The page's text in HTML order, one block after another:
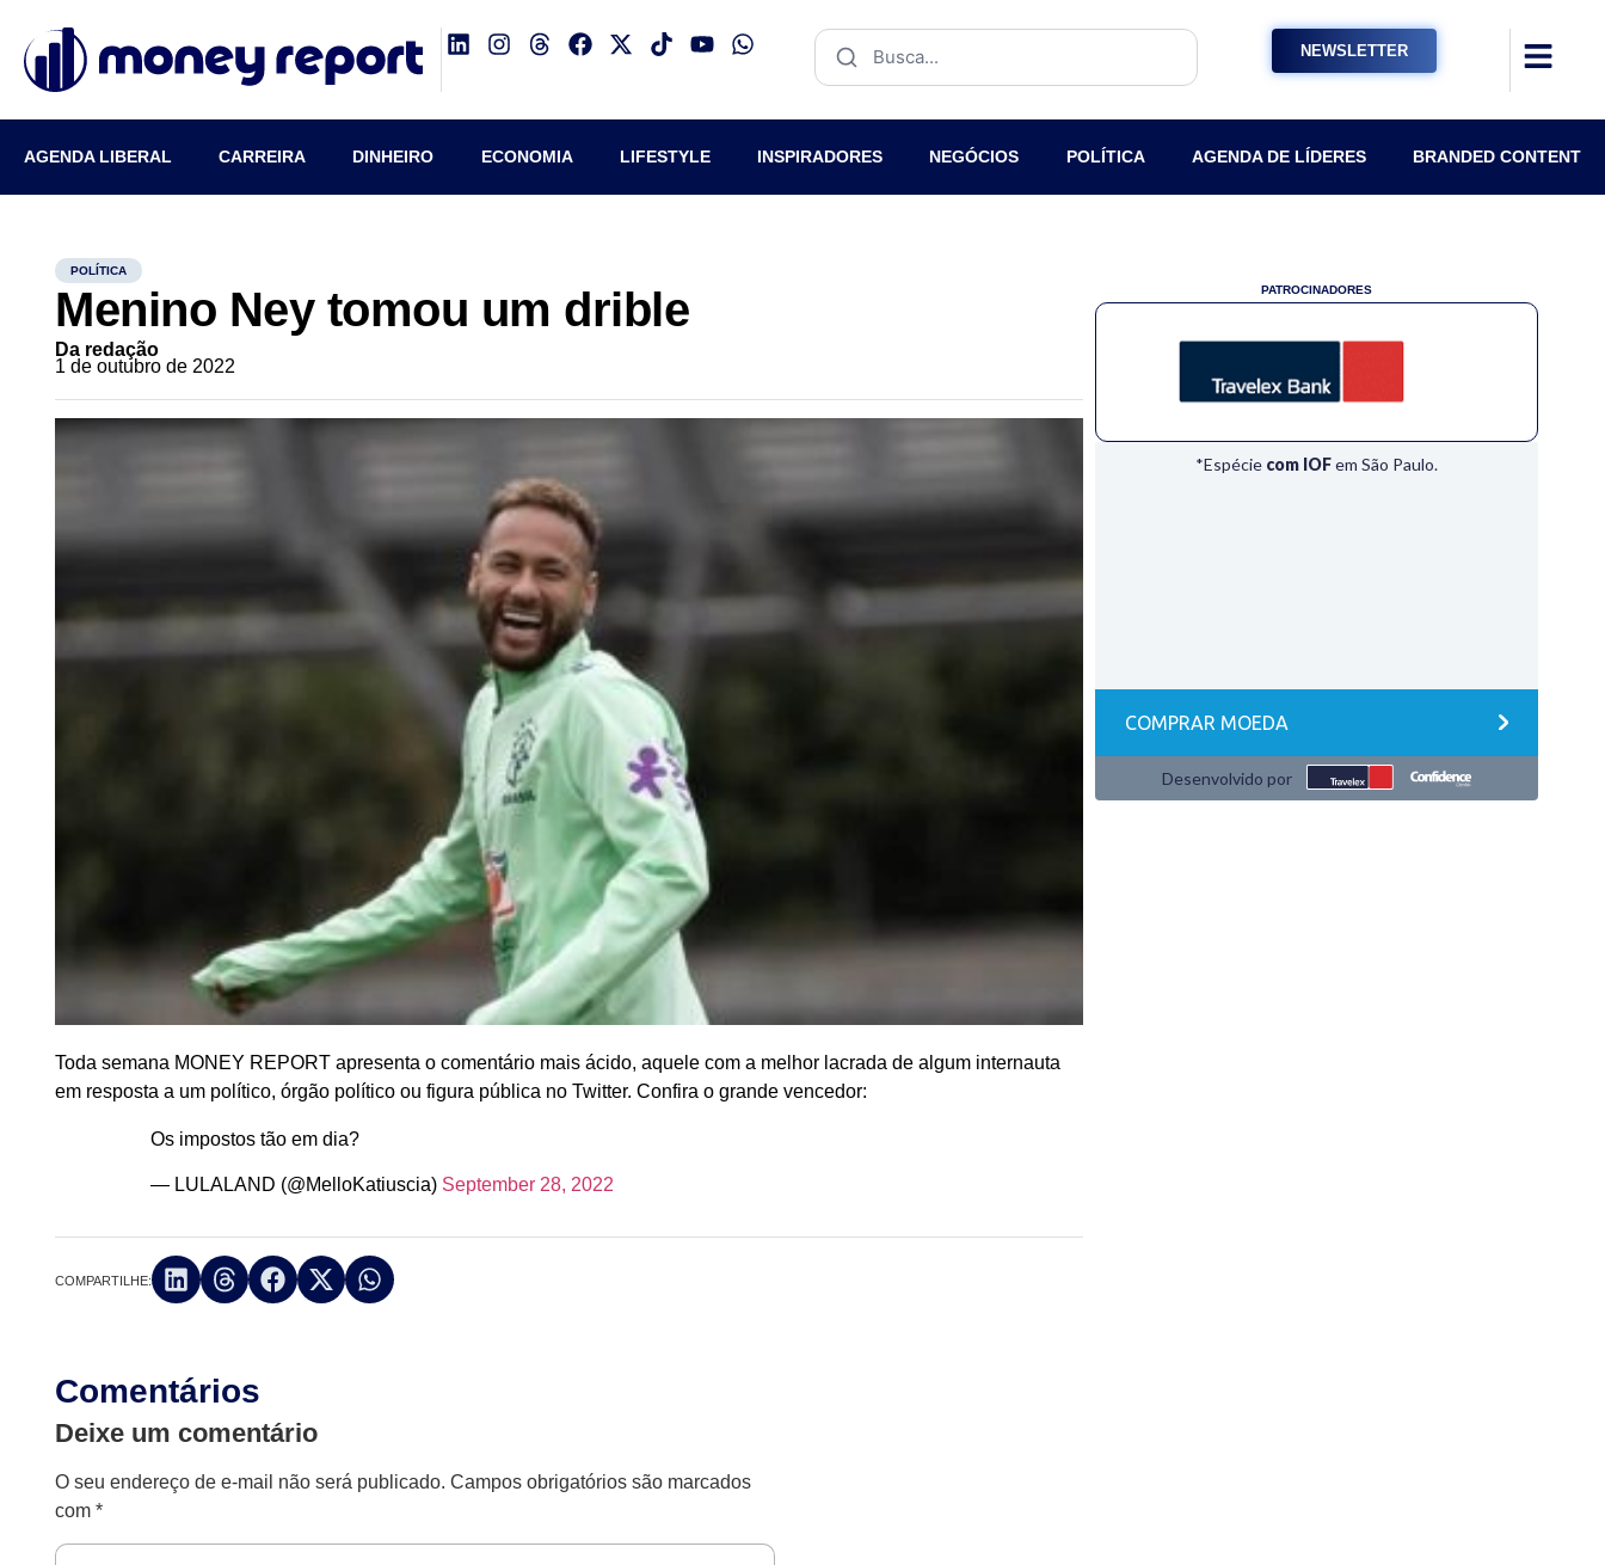
NEWSLETTER
AGENDA LIBERAL CARREIRA DINHEIRO ECONOMIA LIFESTYLE INSPIRADORES NEGÓCIOS POLÍTICA AGENDA DE LÍDERES BRANDED CONTENT
POLÍTICA
Menino Ney tomou um drible
Da redação
1 de outubro de 2022
Toda semana MONEY REPORT apresenta o comentário mais ácido, aquele com a melhor lacrada de algum internauta
em resposta a um político, órgão político ou figura pública no Twitter. Confira o grande vencedor:
Os impostos tão em dia?
— LULALAND (@MelloKatiuscia) September 28, 2022
COMPARTILHE:
Comentários
Deixe um comentário
O seu endereço de e-mail não será publicado. Campos obrigatórios são marcados
com*
PATROCINADORES